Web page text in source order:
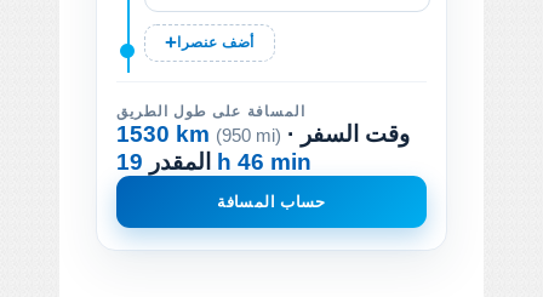
أضف عنصرا
المسافة على طول الطريق
1530 km (950 mi) · وقت السفر
المقدر 19 h 46 min
حساب المسافة